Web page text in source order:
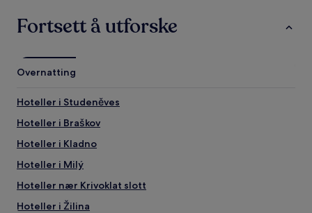
Fortsett å utforske
Overnatting
Hoteller i Studeněves
Hoteller i Braškov
Hoteller i Kladno
Hoteller i Milý
Hoteller nær Krivoklat slott
Hoteller i Žilina